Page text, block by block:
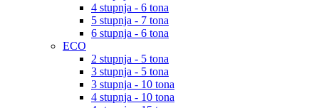
4 stupnja - 6 tona
5 stupnja - 7 tona
6 stupnja - 6 tona
ECO
2 stupnja - 5 tona
3 stupnja - 5 tona
3 stupnja - 10 tona
4 stupnja - 10 tona